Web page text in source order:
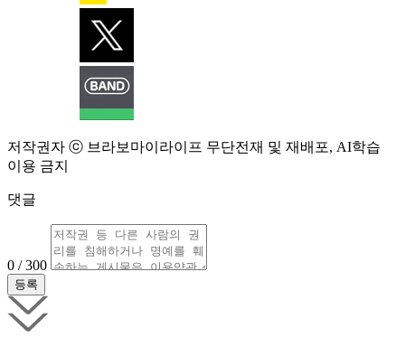
저작권자 ⓒ 브라보마이라이프 무단전재 및 재배포, AI학습
이용 금지
댓글
0 / 300